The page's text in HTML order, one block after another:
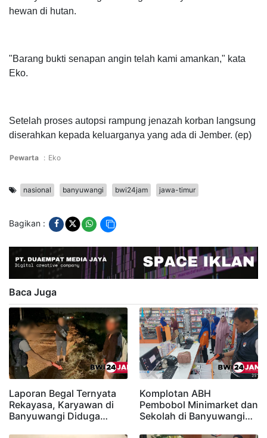
hewan di hutan.
"Barang bukti senapan angin telah kami amankan," kata
Eko.
Setelah proses autopsi rampung jenazah korban langsung
diserahkan kepada keluarganya yang ada di Jember. (ep)
Pewarta : Eko
nasional banyuwangi bwi24jam jawa-timur
Bagikan :
Baca Juga
Laporan Begal Ternyata
Rekayasa, Karyawan di
Banyuwangi Diduga…
Komplotan ABH
Pembobol Minimarket dan
Sekolah di Banyuwangi…